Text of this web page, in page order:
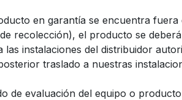
en garantía se encuentra
recolección), el producto se
las instalaciones del distribuidor
traslado a nuestras
de evaluación del equipo o